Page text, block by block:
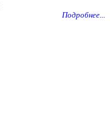
Подробнее...